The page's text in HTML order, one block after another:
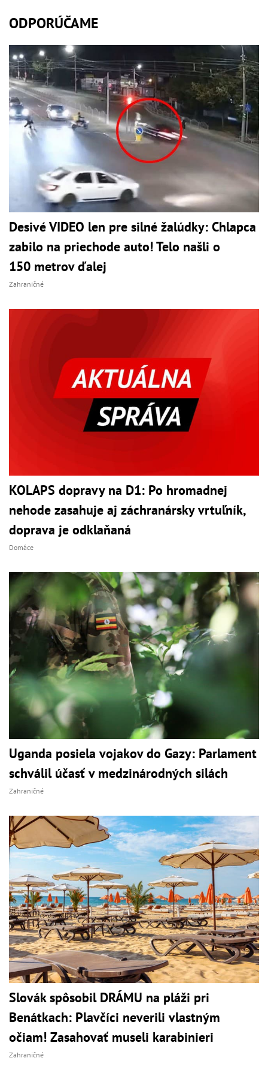
ODPORÚČAME
Desivé VIDEO len pre silné žalúdky: Chlapca
zabilo na priechode auto! Telo našli o
150 metrov ďalej
Zahraničné
KOLAPS dopravy na D1: Po hromadnej
nehode zasahuje aj záchranársky vrtuľník,
doprava je odklaňaná
Domáce
Uganda posiela vojakov do Gazy: Parlament
schválil účasť v medzinárodných silách
Zahraničné
Slovák spôsobil DRÁMU na pláži pri
Benátkach: Plavčíci neverili vlastným
očiam! Zasahovať museli karabinieri
Zahraničné